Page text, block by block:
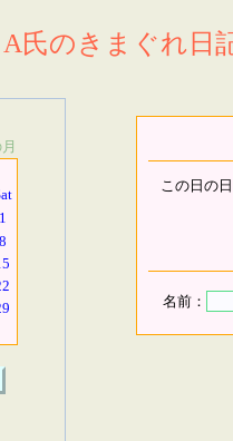
A氏のきまぐれ日
1
8
この日の
名前：